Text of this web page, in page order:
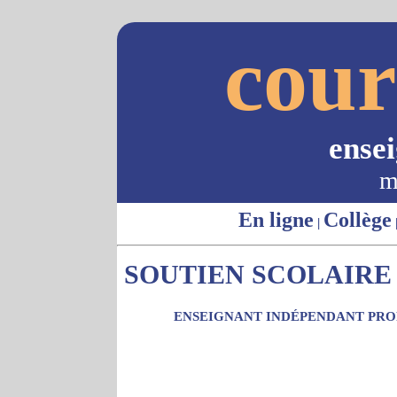
En ligne | Collège
SOUTIEN
ENSEIGNANT INDÉPENDANT